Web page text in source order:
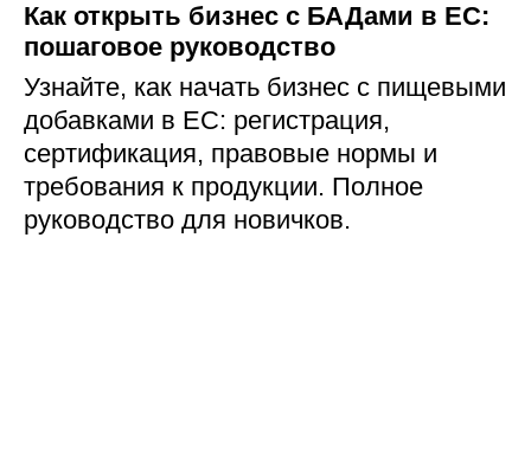
Как открыть бизнес с БАДами в ЕС:
пошаговое руководство
Узнайте, как начать бизнес с пищевыми
добавками в ЕС: регистрация,
сертификация, правовые нормы и
требования к продукции. Полное
руководство для новичков.